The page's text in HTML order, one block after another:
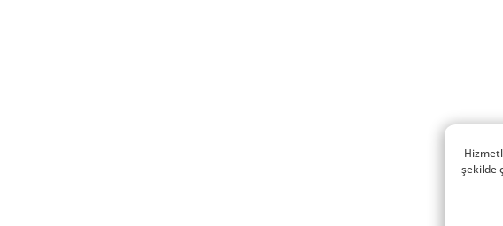
şekilde